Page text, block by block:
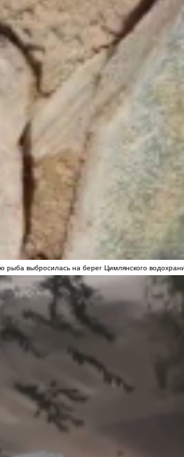
выбросилась на берег Цимлянского